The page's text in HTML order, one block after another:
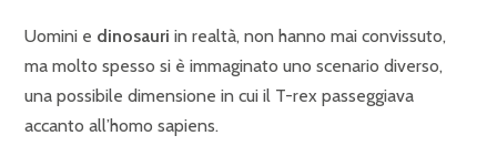
Uomini e dinosauri in realtà, non hanno mai convissuto,
ma molto spesso si è immaginato uno scenario diverso,
una possibile dimensione in cui il T-rex passeggiava
accanto all’homo sapiens.